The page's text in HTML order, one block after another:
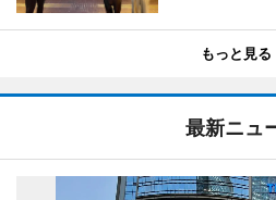
もっと見る
最新ニュ